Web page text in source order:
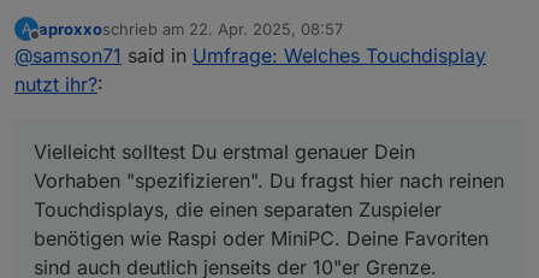
"spezifizieren". Du fragst hier nach reinen
Touchdisplays, die einen separaten Zuspieler
Nachfragen für "all-in-one" Tablet-Lösungen.
Vermutlich auch die hier am meisten verbreitetste
Lösung. Nur ist die von Dir überhaupt gewollt?
A aproxxoschrieb am 22. Apr. 2025, 08:57
zuletzt editiert von
@samson71 said in Umfrage: Welches Touchdisplay
nutzt ihr?:
Vielleicht solltest Du erstmal genauer Dein
Vorhaben "spezifizieren". Du fragst hier nach reinen
Touchdisplays, die einen separaten Zuspieler
benötigen wie Raspi oder MiniPC. Deine Favoriten
sind auch deutlich jenseits der 10"er Grenze.